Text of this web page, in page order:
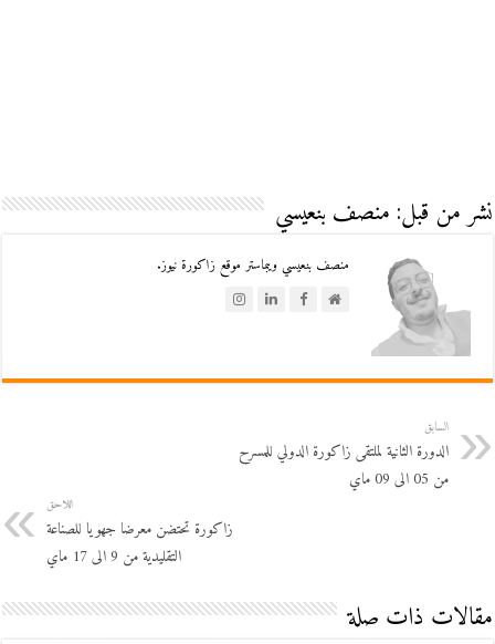
نشر من قبل: منصف بنعيسي
منصف بنعيسي ويبماستر موقع زاكورة نيوز.
السابق
الدورة الثانية لملتقى زاكورة الدولي للمسرح
من 05 الى 09 ماي
اللاحق
زاكورة تحتضن معرضا جهويا للصناعة
التقليدية من 9 الى 17 ماي
مقالات ذات صلة